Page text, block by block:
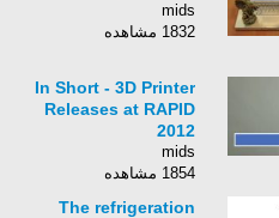
mids
1832 مشاهده
In Short - 3D Printer
Releases at RAPID
2012
mids
1854 مشاهده
The refrigeration